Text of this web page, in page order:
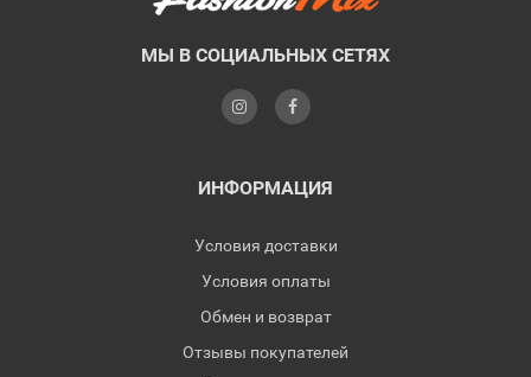
МЫ В СОЦИАЛЬНЫХ СЕТЯХ
ИНФОРМАЦИЯ
Условия доставки
Условия оплаты
Обмен и возврат
Отзывы покупателей